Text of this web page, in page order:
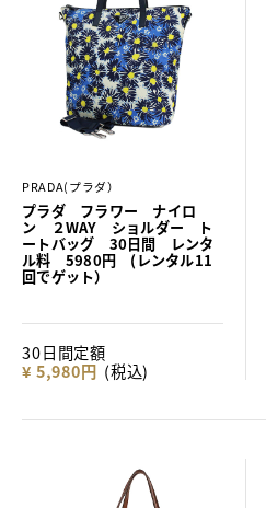
PRADA(プラダ）
プラダ フラワー ナイロ
ン ２WAY ショルダー ト
ートバッグ 30日間 レンタ
ル料 5980円 (レンタル11
回でゲット）
30日間定額
¥ 5,980円 (税込)